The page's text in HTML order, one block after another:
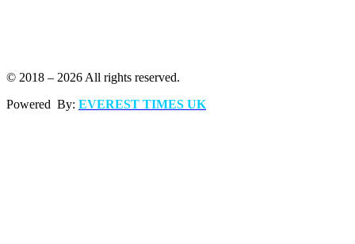
© 2018 – 2026 All rights reserved.
Powered By: EVEREST TIMES UK